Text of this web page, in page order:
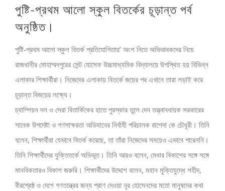
Larger
Image
পুষ্টি-প্রথম আলো স্কুল বিতর্কের চূড়ান্ত পর্ব
অনুষ্ঠিত।
পুষ্টি-প্রথম আলো স্কুল বিতর্ক প্রতিযোগিতায়’ অংশ নিতে অভিভাবকদের নিয়ে
রাজধানীর মোহাম্মদপুরের সেন্ট যোসেফ উচ্চমাধ্যমিক বিদ্যালয়ে উপস্থিত হয় বিভিন্ন
এলাকার শিক্ষার্থীরা। নিজেদের এলাকায় বিতর্কে জয়ের পর এখানে তারা লড়াই করে
চূড়ান্ত বিজয়ের লক্ষ্যে।
চ্যাম্পিয়ন দল ও সেরা বিতার্কিকের হাতে পুরস্কার তুলে দেন তত্ত্বাবধায়ক সরকারের
সাবেক উপদেষ্টা ও গণসাক্ষরতা অভিযানের নির্বাহী পরিচালক রাশেদা কে চৌধূরী। তিনি
বলেন, শিক্ষার্থীরা যেভাবে বিতর্ক করেছে, তা তাঁরা নিজেদের সময়েও এভাবে পারেননি।
তিনি শিক্ষার্থীদের যুক্তিতর্কে অভিভূত। তিনি আরও বলেন, মেধার বিকাশের সঙ্গে সঙ্গে
মানবিকতারও বিকাশ জরুরি। শিক্ষার্থীদের উদ্দেশে বলেন, মহান মুক্তিযুদ্ধে শহীদ,
বীরশ্রেষ্ঠ ও দেশে গণতন্ত্রের জন্য প্রাণ দেওয়া নূর হোসেনদের মতো মানুষদের কথা